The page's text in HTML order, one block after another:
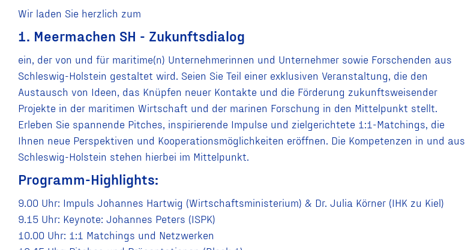
Wir laden Sie herzlich zum
1. Meermachen SH - Zukunftsdialog
ein, der von und für maritime(n) Unternehmerinnen und Unternehmer sowie Forschenden aus
Schleswig-Holstein gestaltet wird. Seien Sie Teil einer exklusiven Veranstaltung, die den
Austausch von Ideen, das Knüpfen neuer Kontakte und die Förderung zukunftsweisender
Projekte in der maritimen Wirtschaft und der marinen Forschung in den Mittelpunkt stellt.
Erleben Sie spannende Pitches, inspirierende Impulse und zielgerichtete 1:1-Matchings, die
Ihnen neue Perspektiven und Kooperationsmöglichkeiten eröffnen. Die Kompetenzen in und aus
Schleswig-Holstein stehen hierbei im Mittelpunkt.
Programm-Highlights:
9.00 Uhr: Impuls Johannes Hartwig (Wirtschaftsministerium) & Dr. Julia Körner (IHK zu Kiel)
9.15 Uhr: Keynote: Johannes Peters (ISPK)
10.00 Uhr: 1:1 Matchings und Netzwerken